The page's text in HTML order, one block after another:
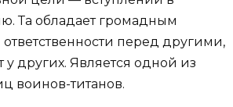
Та обладает громадным
перед другими,
у других. Является одной из
воинов-титанов.